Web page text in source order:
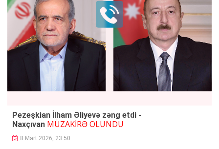
Pezeşkian İlham Əliyevə zəng etdi -
Naxçıvan MÜZAKİRƏ OLUNDU
8 Mart 2026, 23:50